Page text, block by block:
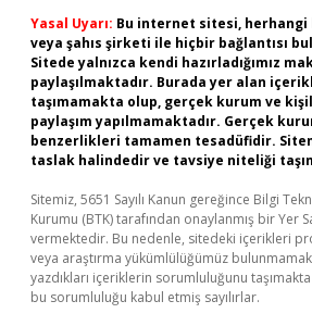
Yasal Uyarı: Bu internet sitesi,
veya şahıs şirketi ile hiçbir bağlantısı
Sitede yalnızca kendi hazırladığımız
paylaşılmaktadır. Burada yer alan
taşımamakta olup, gerçek kurum ve
paylaşım yapılmamaktadır. Gerçek
benzerlikleri tamamen tesadüfidir.
taslak halindedir ve tavsiye niteliği
Sitemiz, 5651 Sayılı Kanun gereğince Bilgi
Kurumu (BTK) tarafından onaylanmış bir Yer
vermektedir. Bu nedenle, sitedeki içerikleri
veya araştırma yükümlülüğümüz
yazdıkları içeriklerin sorumluluğunu
bu sorumluluğu kabul etmiş sayılırlar.